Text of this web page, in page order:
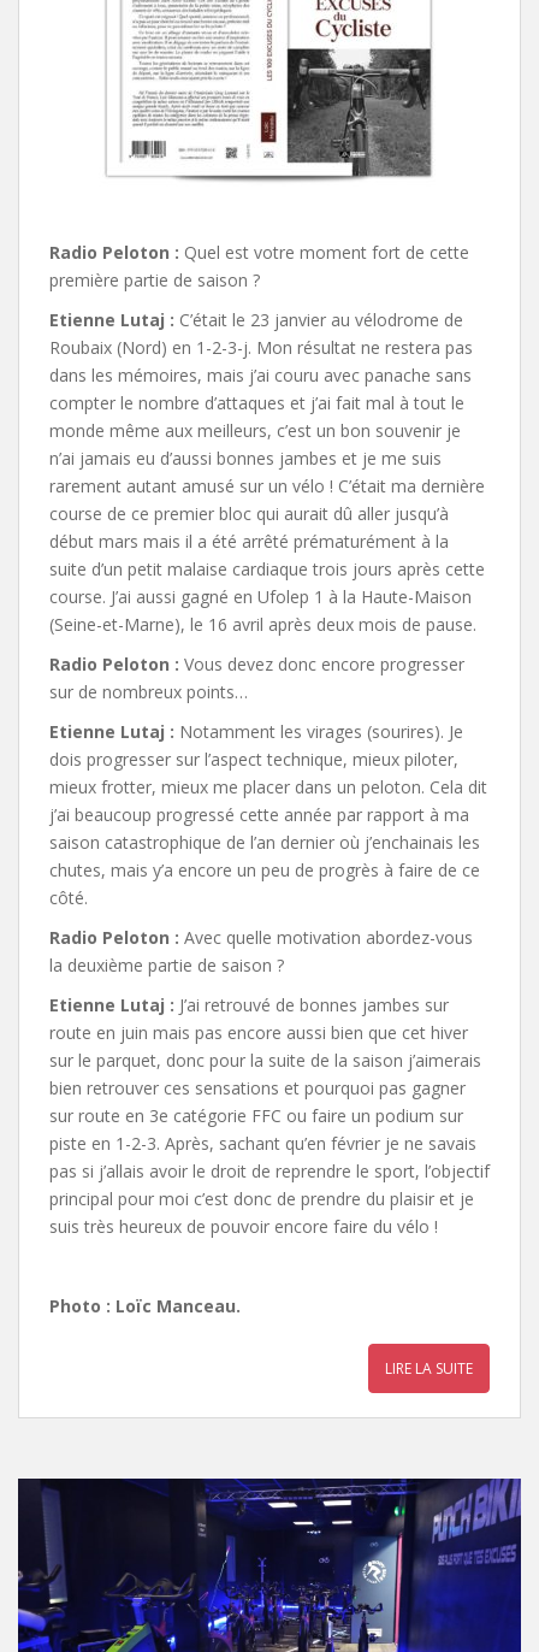
Radio Peloton : Quel est votre moment fort de cette
première partie de saison ?
Etienne Lutaj : C’était le 23 janvier au vélodrome de
Roubaix (Nord) en 1-2-3-j. Mon résultat ne restera pas
dans les mémoires, mais j’ai couru avec panache sans
compter le nombre d’attaques et j’ai fait mal à tout le
monde même aux meilleurs, c’est un bon souvenir je
n’ai jamais eu d’aussi bonnes jambes et je me suis
rarement autant amusé sur un vélo ! C’était ma dernière
course de ce premier bloc qui aurait dû aller jusqu’à
début mars mais il a été arrêté prématurément à la
suite d’un petit malaise cardiaque trois jours après cette
course. J’ai aussi gagné en Ufolep 1 à la Haute-Maison
(Seine-et-Marne), le 16 avril après deux mois de pause.
Radio Peloton : Vous devez donc encore progresser
sur de nombreux points…
Etienne Lutaj : Notamment les virages (sourires). Je
dois progresser sur l’aspect technique, mieux piloter,
mieux frotter, mieux me placer dans un peloton. Cela dit
j’ai beaucoup progressé cette année par rapport à ma
saison catastrophique de l’an dernier où j’enchainais les
chutes, mais y’a encore un peu de progrès à faire de ce
côté.
Radio Peloton : Avec quelle motivation abordez-vous
la deuxième partie de saison ?
Etienne Lutaj : J’ai retrouvé de bonnes jambes sur
route en juin mais pas encore aussi bien que cet hiver
sur le parquet, donc pour la suite de la saison j’aimerais
bien retrouver ces sensations et pourquoi pas gagner
sur route en 3e catégorie FFC ou faire un podium sur
piste en 1-2-3. Après, sachant qu’en février je ne savais
pas si j’allais avoir le droit de reprendre le sport, l’objectif
principal pour moi c’est donc de prendre du plaisir et je
suis très heureux de pouvoir encore faire du vélo !
Photo : Loïc Manceau.
LIRE LA SUITE